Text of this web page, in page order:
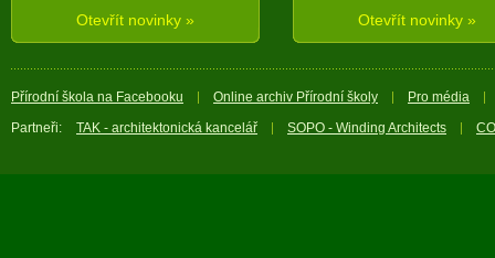
Otevřít novinky »
Otevřít novinky »
Přírodní škola na Facebooku Online archiv Přírodní školy
Pro média
Partneři:
TAK - architektonická kancelář SOPO - Winding Architects